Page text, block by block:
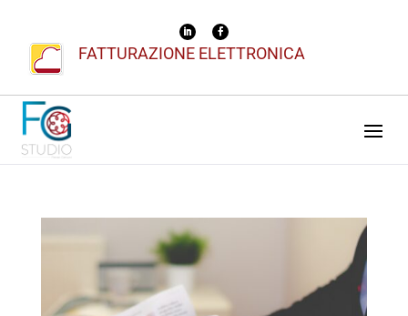
FATTURAZIONE ELETTRONICA